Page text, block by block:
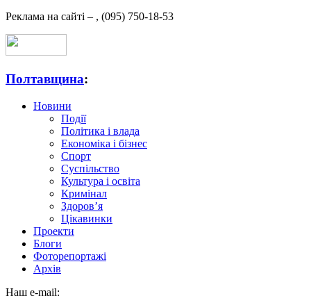
Реклама на сайті – , (095) 750-18-53
Полтавщина:
Новини
Події
Політика і влада
Економіка і бізнес
Спорт
Суспільство
Культура і освіта
Кримінал
Здоров’я
Цікавинки
Проекти
Блоги
Фоторепортажі
Архів
Наш e-mail: